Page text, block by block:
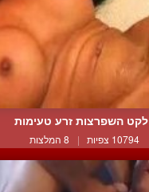
לקט השפרצות זרע טעימות
10794 צפיות | 8 המלצות